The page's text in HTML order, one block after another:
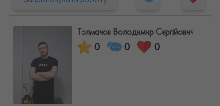
Толмачов Володимир Сергійович
0 0 0